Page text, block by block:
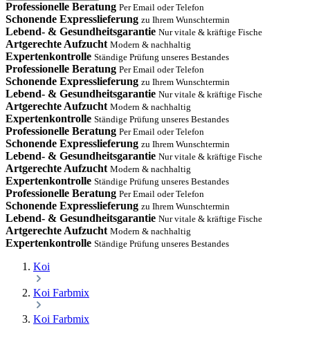
Professionelle Beratung Per Email oder Telefon
Schonende Expresslieferung zu Ihrem Wunschtermin
Lebend- & Gesundheitsgarantie Nur vitale & kräftige Fische
Artgerechte Aufzucht Modern & nachhaltig
Expertenkontrolle Ständige Prüfung unseres Bestandes
Professionelle Beratung Per Email oder Telefon
Schonende Expresslieferung zu Ihrem Wunschtermin
Lebend- & Gesundheitsgarantie Nur vitale & kräftige Fische
Artgerechte Aufzucht Modern & nachhaltig
Expertenkontrolle Ständige Prüfung unseres Bestandes
Professionelle Beratung Per Email oder Telefon
Schonende Expresslieferung zu Ihrem Wunschtermin
Lebend- & Gesundheitsgarantie Nur vitale & kräftige Fische
Artgerechte Aufzucht Modern & nachhaltig
Expertenkontrolle Ständige Prüfung unseres Bestandes
Professionelle Beratung Per Email oder Telefon
Schonende Expresslieferung zu Ihrem Wunschtermin
Lebend- & Gesundheitsgarantie Nur vitale & kräftige Fische
Artgerechte Aufzucht Modern & nachhaltig
Expertenkontrolle Ständige Prüfung unseres Bestandes
Koi
Koi Farbmix
Koi Farbmix